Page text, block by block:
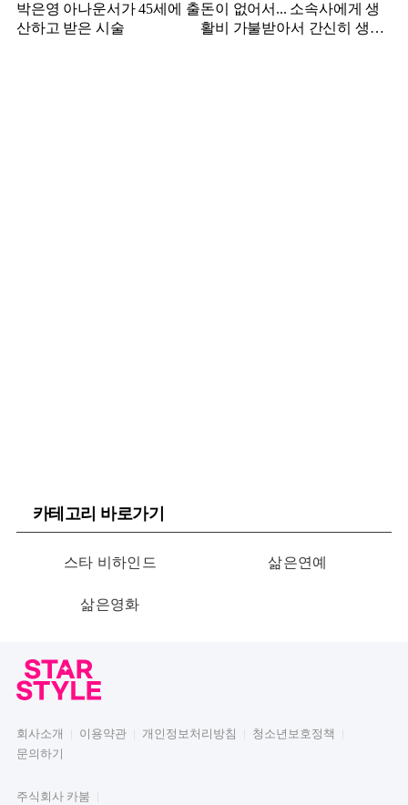
박은영 아나운서가 45세에 출
산하고 받은 시술
돈이 없어서... 소속사에게 생
활비 가불받아서 간신히 생활
카테고리 바로가기
스타 비하인드 삶은연예
삶은영화
회사소개 이용약관 개인정보처리방침
청소년보호정책
문의하기
주식회사 카붐